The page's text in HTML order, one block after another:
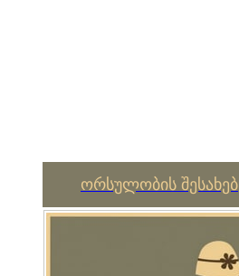
ორსულობის შესახებ